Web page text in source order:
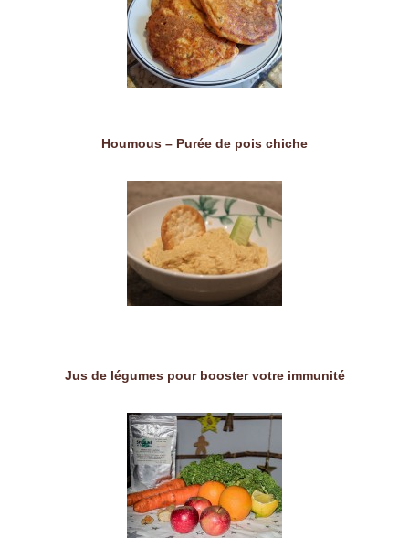
Houmous – Purée de pois chiche
Jus de légumes pour booster votre immunité